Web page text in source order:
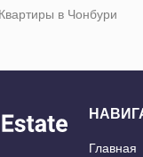
Квартиры в Чонбури
Главная